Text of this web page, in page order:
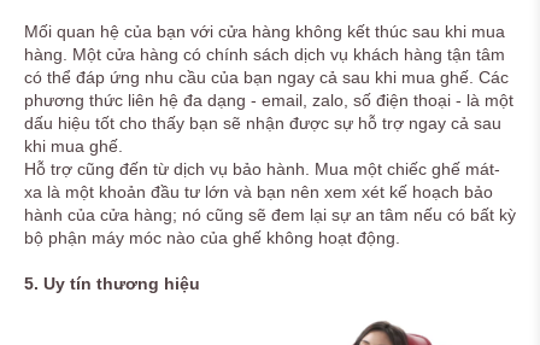
Mối quan hệ của bạn với cửa hàng không kết thúc sau khi mua
hàng. Một cửa hàng có chính sách dịch vụ khách hàng tận tâm
có thể đáp ứng nhu cầu của bạn ngay cả sau khi mua ghế. Các
phương thức liên hệ đa dạng - email, zalo, số điện thoại - là một
dấu hiệu tốt cho thấy bạn sẽ nhận được sự hỗ trợ ngay cả sau
khi mua ghế.
Hỗ trợ cũng đến từ dịch vụ bảo hành. Mua một chiếc ghế mát-
xa là một khoản đầu tư lớn và bạn nên xem xét kế hoạch bảo
hành của cửa hàng; nó cũng sẽ đem lại sự an tâm nếu có bất kỳ
bộ phận máy móc nào của ghế không hoạt động.
5. Uy tín thương hiệu